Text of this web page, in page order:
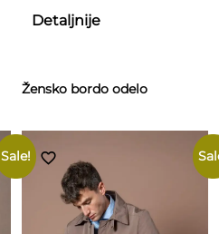
Detaljnije
Žensko bordo odelo
Sale!